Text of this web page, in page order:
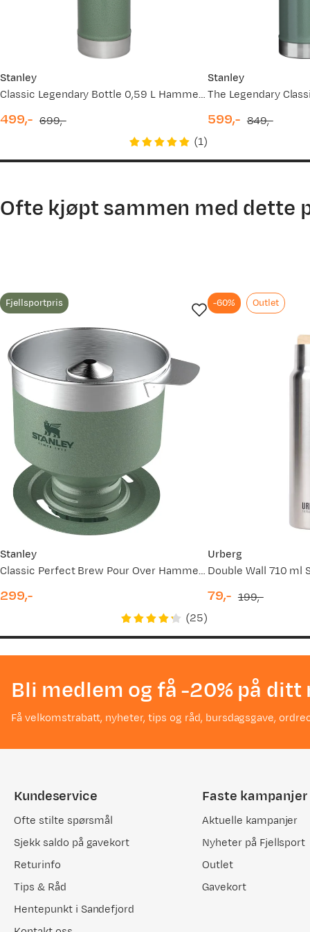
31.03.2026
15.08.2025
Stanley
Classic Legendary Bottle 0,59 L Hammertone Green
499,- 699,-
(1)
Stanley
599,- 849,-
Ofte kjøpt sammen med dette
Stanley
Classic Perfect Brew Pour Over Hammertone Green
Fjellsportpris
299,-
(25)
Urberg
Double Wall 710 ml
-60% Outlet
79,- 199,-
Bli medlem og få -20% på
Få velkomstrabatt, nyheter, tips og råd, bursdagsgave,
Kundeservice
Ofte stilte spørsmål
Sjekk saldo på gavekort
Returinfo
Tips & Råd
Hentepunkt i Sandefjord
Faste kampanjer
Aktuelle kampanjer
Nyheter på Fjellsport
Outlet
Gavekort